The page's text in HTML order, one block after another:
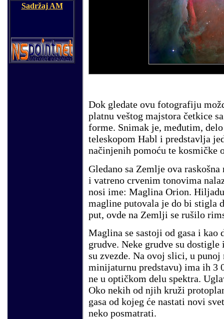
Sadržaj AM
Dok gledate ovu fotografiju
platnu veštog majstora četkice
forme. Snimak je, međutim,
teleskopom Habl i predstavlja
načinjenih pomoću te kosmičke
Gledano sa Zemlje ova
i vatreno crvenim tonovima
nosi ime: Maglina Orion.
magline putovala je do bi stigla
put, ovde na Zemlji se rušilo
Maglina se sastoji od gasa i kao
grudve. Neke grudve su
su zvezde. Na ovoj slici, u
minijaturnu predstavu) ima ih 3
ne u optičkom delu spektra.
Oko nekih od njih kruži
gasa od kojeg će nastati novi
neko posmatrati.